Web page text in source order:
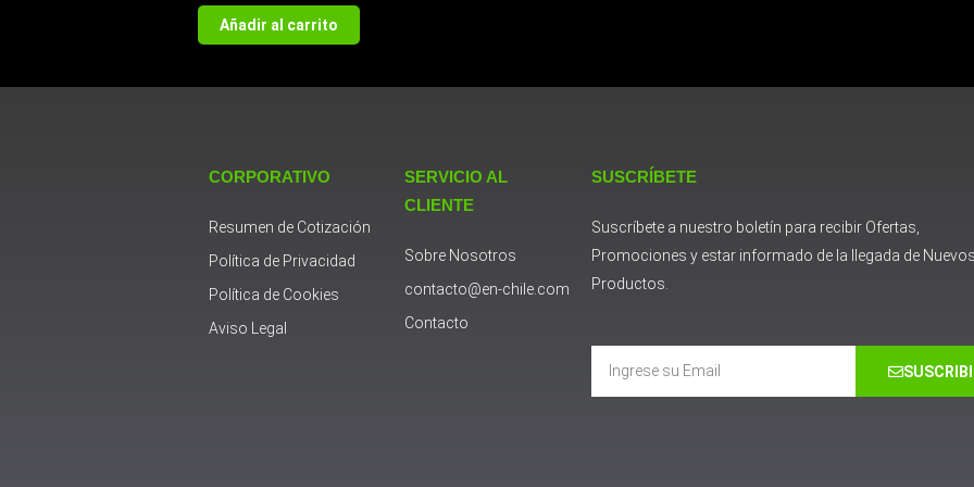
Añadir al carrito
CORPORATIVO
Resumen de Cotización
Política de Privacidad
Política de Cookies
Aviso Legal
SERVICIO AL
CLIENTE
Sobre Nosotros
contacto@en-chile.com
Contacto
SUSCRÍBETE
Suscríbete a nuestro boletín para recibir Ofertas,
Promociones y estar informado de la llegada de Nuevos
Productos.